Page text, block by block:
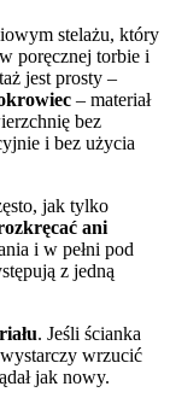
stelażu, który
poręcznej torbie i
jest prosty –
– materiał
bez
i bez użycia
jak tylko
ani
i w pełni pod
z jedną
. Jeśli ścianka
wrzucić
jak nowy.